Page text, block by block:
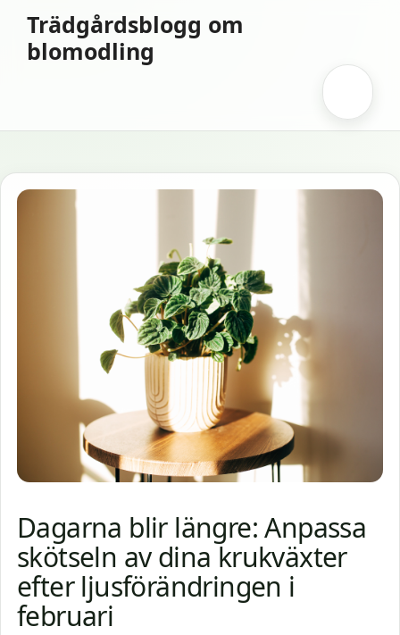
innehåll
Trädgårdsblogg om
blomodling
Dagarna blir längre: Anpassa
skötseln av dina krukväxter
efter ljusförändringen i
februari